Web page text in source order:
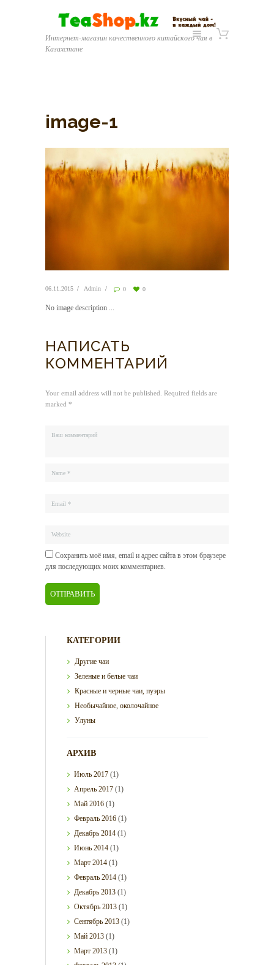
Интернет-магазин качественного китайского чая в
Казахстане
image-1
06.11.2015 Admin 0 0
No image description ...
НАПИСАТЬ
КОММЕНТАРИЙ
Your email address will not be published. Required fields are
marked *
Сохранить моё имя, email и адрес сайта в этом браузере
для последующих моих комментариев.
КАТЕГОРИИ
Другие чаи
Зеленые и белые чаи
Красные и черные чаи, пуэры
Необычайное, околочайное
Улуны
АРХИВ
Июль2017 (1)
Апрель2017 (1)
Май2016 (1)
Февраль2016 (1)
Декабрь2014 (1)
Июнь2014 (1)
Март2014 (1)
Февраль2014 (1)
Декабрь2013 (1)
Октябрь2013 (1)
Сентябрь2013 (1)
Май2013 (1)
Март2013 (1)